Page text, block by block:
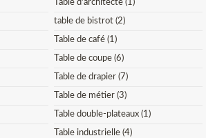
Table d'architecte (1)
table de bistrot (2)
Table de café (1)
Table de coupe (6)
Table de drapier (7)
Table de métier (3)
Table double-plateaux (1)
Table industrielle (4)